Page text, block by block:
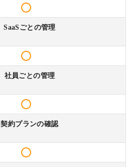
SaaSごとの管理
社員ごとの管理
契約プランの確認